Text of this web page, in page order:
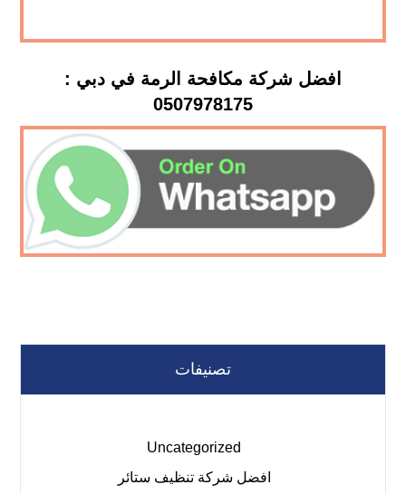
افضل شركة مكافحة الرمة في دبي :
0507978175
تصنيفات
Uncategorized
افضل شركة تنظيف ستائر